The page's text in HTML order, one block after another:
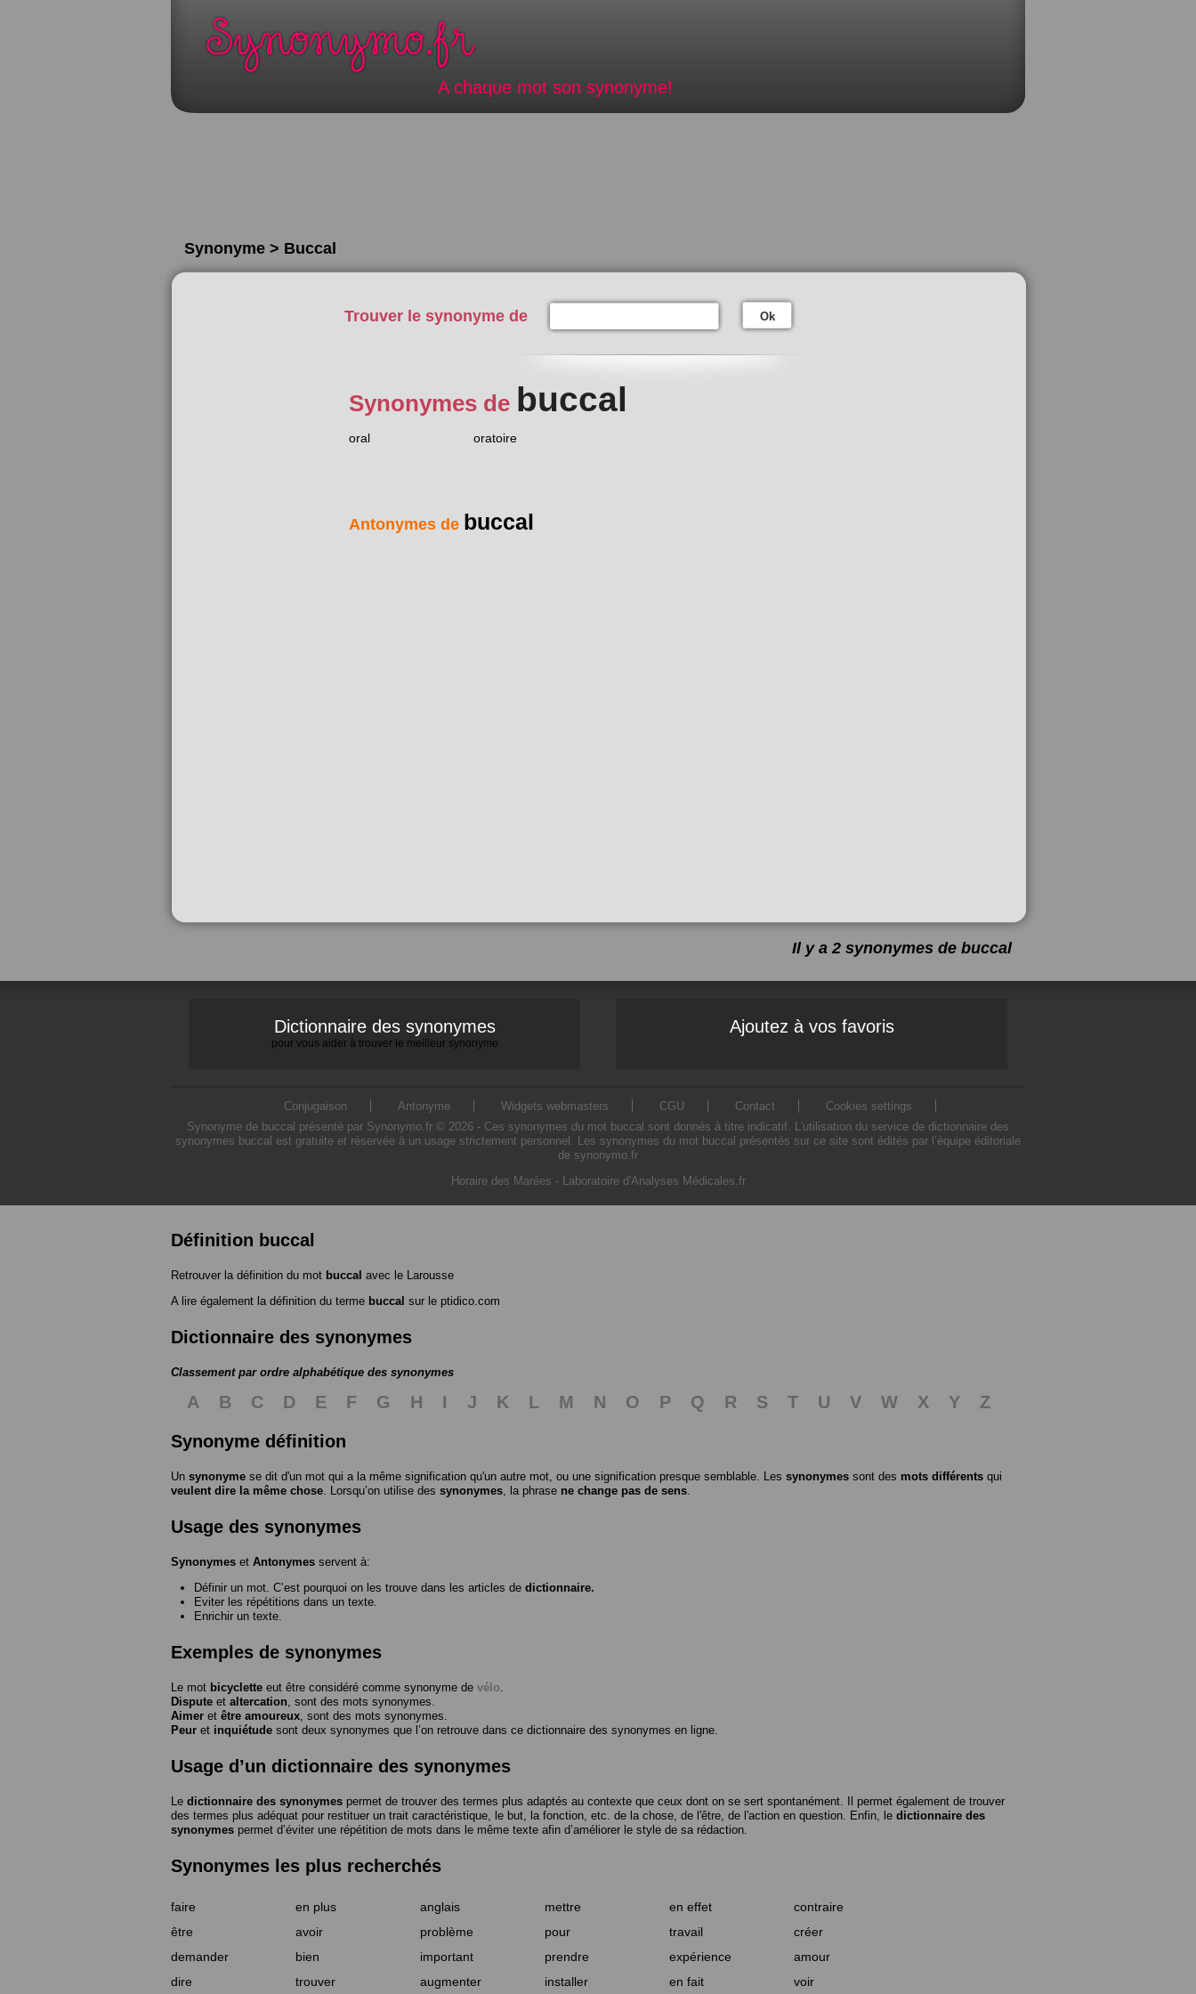
A chaque mot son synonyme!
Synonyme > Buccal
Trouver le synonyme de Ok
Synonymes de buccal
oral oratoire
Antonymes de buccal
Il y a 2 synonymes de buccal
Dictionnaire des synonymes
pour vous aider à trouver le meilleur synonyme
Ajoutez à vos favoris
Conjugaison Antonyme Widgets webmasters CGU Contact
Cookies settings
Synonyme de buccal présenté par Synonymo.fr © 2026 - Ces synonymes du mot buccal sont donnés à titre indicatif. L'utilisation du service de dictionnaire des
synonymes buccal est gratuite et réservée à un usage strictement personnel. Les synonymes du mot buccal présentés sur ce site sont édités par l’équipe éditoriale
de synonymo.fr
Horaire des Marées - Laboratoire d'Analyses Médicales.fr
Définition buccal
Retrouver la définition du mot buccal avec le Larousse
A lire également la définition du terme buccal sur le ptidico.com
Dictionnaire des synonymes
Classement par ordre alphabétique des synonymes
A B C D E F G H I J K L M N O P Q R S T U V W X Y
Z
Synonyme définition
Un synonyme se dit d'un mot qui a la même signification qu'un autre mot, ou une signification presque semblable. Les synonymes sont des mots différents qui
veulent dire la même chose . Lorsqu’on utilise des synonymes , la phrase ne change pas de sens
Usage des synonymes
Synonymes et Antonymes servent à:
Définir un mot. C’est pourquoi on les trouve dans les articles de dictionnaire.
Eviter les répétitions dans un texte.
Enrichir un texte.
Exemples de synonymes
Le mot bicyclette eut être considéré comme synonyme de vélo
Dispute et altercation , sont des mots synonymes.
Aimer et être amoureux , sont des mots synonymes.
Peur et inquiétude sont deux synonymes que l’on retrouve dans ce dictionnaire des synonymes en ligne.
Usage d’un dictionnaire des synonymes
Le dictionnaire des synonymes permet de trouver des termes plus adaptés au contexte que ceux dont on se sert spontanément. Il permet également de trouver
des termes plus adéquat pour restituer un trait caractéristique, le but, la fonction, etc. de la chose, de l'être, de l'action en question. Enfin, le dictionnaire des
synonymes permet d’éviter une répétition de mots dans le même texte afin d’améliorer le style de sa rédaction.
Synonymes les plus recherchés
faire en plus anglais mettre en effet
contraire
être
avoir problème pour travail
créer
demander
bien important prendre expérience
amour
dire
trouver augmenter installer en fait voir